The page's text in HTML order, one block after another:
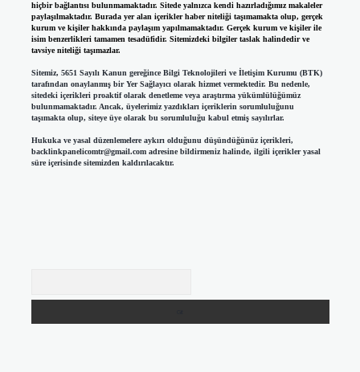
hiçbir bağlantısı bulunmamaktadır. Sitede yalnızca kendi hazırladığımız makaleler
paylaşılmaktadır. Burada yer alan içerikler haber niteliği taşımamakta olup, gerçek
kurum ve kişiler hakkında paylaşım yapılmamaktadır. Gerçek kurum ve kişiler ile
isim benzerlikleri tamamen tesadüfidir. Sitemizdeki bilgiler taslak halindedir ve
tavsiye niteliği taşımazlar.
Sitemiz, 5651 Sayılı Kanun gereğince Bilgi Teknolojileri ve İletişim Kurumu (BTK)
tarafından onaylanmış bir Yer Sağlayıcı olarak hizmet vermektedir. Bu nedenle,
sitedeki içerikleri proaktif olarak denetleme veya araştırma yükümlülüğümüz
bulunmamaktadır. Ancak, üyelerimiz yazdıkları içeriklerin sorumluluğunu
taşımakta olup, siteye üye olarak bu sorumluluğu kabul etmiş sayılırlar.
Hukuka ve yasal düzenlemelere aykırı olduğunu düşündüğünüz içerikleri,
backlinkpanelicomtr@gmail.comadresine bildirmeniz halinde, ilgili içerikler yasal
süre içerisinde sitemizden kaldırılacaktır.